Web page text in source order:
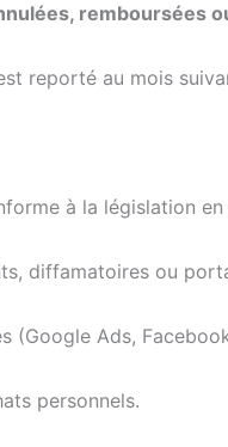
remboursées
reporté au mois
à la législation en
diffamatoires ou
(Google Ads,
personnels.